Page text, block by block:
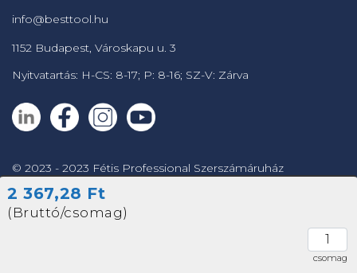
2 367,28 Ft
(Bruttó/csomag)
csomag
info@besttool.hu
1152 Budapest, Városkapu u. 3
Nyitvatartás: H-CS: 8-17; P: 8-16; SZ-V: Zárva
© 2023 - 2023 Fétis Professional Szerszámáruház